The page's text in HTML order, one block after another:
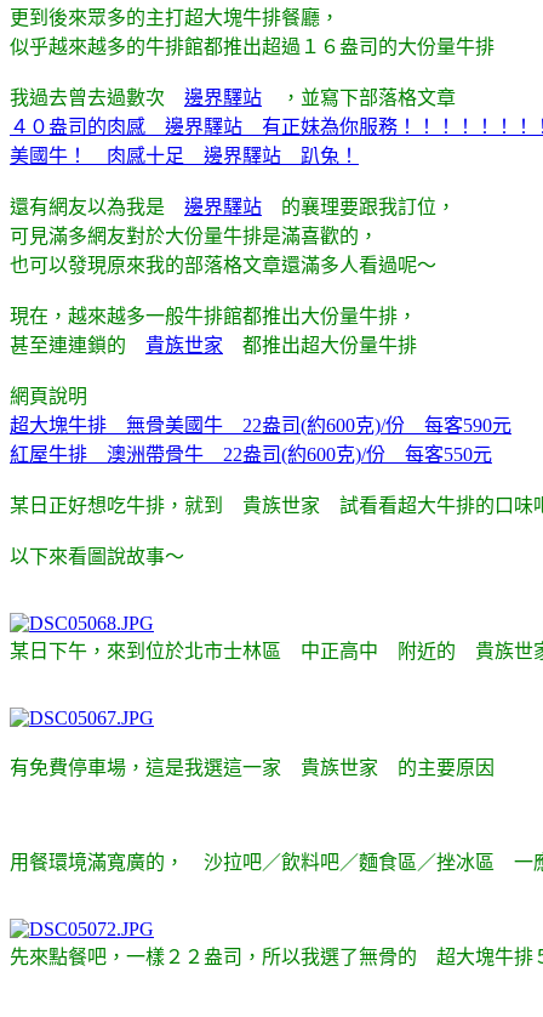
更到後來眾多的主打超大塊牛排餐廳，
似乎越來越多的牛排館都推出超過１６盎司的大份量牛排
我過去曾去過數次 邊界驛站 ，並寫下部落格文章
４０盎司的肉感 邊界驛站 有正妹為你服務！！！！！！！！
美國牛！ 肉感十足 邊界驛站 趴兔！
還有網友以為我是 邊界驛站 的襄理要跟我訂位，
可見滿多網友對於大份量牛排是滿喜歡的，
也可以發現原來我的部落格文章還滿多人看過呢～
現在，越來越多一般牛排館都推出大份量牛排，
甚至連連鎖的 貴族世家 都推出超大份量牛排
網頁說明
超大塊牛排 無骨美國牛 22盎司(約600克)/份 每客590元
紅屋牛排 澳洲帶骨牛 22盎司(約600克)/份 每客550元
某日正好想吃牛排，就到 貴族世家 試看看超大牛排的口味
以下來看圖說故事～
某日下午，來到位於北市士林區 中正高中 附近的 貴族世
有免費停車場，這是我選這一家 貴族世家 的主要原因
用餐環境滿寬廣的， 沙拉吧／飲料吧／麵食區／挫冰區 一
先來點餐吧，一樣２２盎司，所以我選了無骨的 超大塊牛排